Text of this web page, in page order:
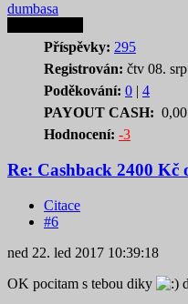
dumbasa
Příspěvky: 295
Registrován: čtv 08.
Poděkování: 0 | 4
PAYOUT CASH: 0,00
Hodnocení: -3
Re: Cashback 2400 Kč
Citace
#6
ned 22. led 2017 10:39:18
OK pocitam s tebou diky